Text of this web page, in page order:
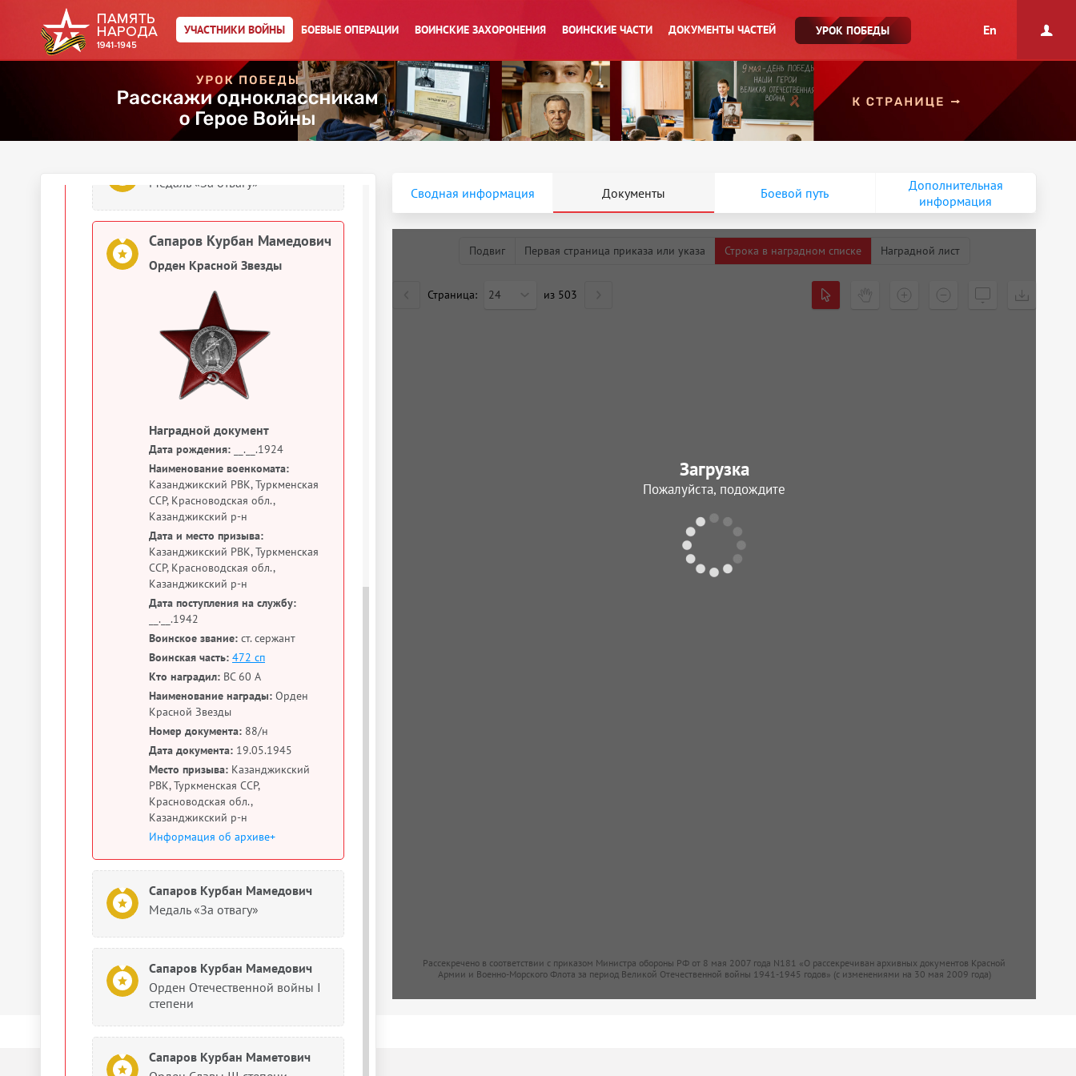
УЧАСТНИКИ ВОЙНЫ БОЕВЫЕ ОПЕРАЦИИ ВОИНСКИЕ ЗАХОРОНЕНИЯ ВОИНСКИЕ ЧАСТИ ДОКУМЕНТЫ ЧАСТЕЙ УРОК ПОБЕДЫ En
Орден Отечественной войны I
степени
Сапаров Курбан Мамедович
Орден Славы III степени
Медаль «За отвагу»
Сапаров Курбан Мамедович
Орден Красной Звезды
Наградной документ
Дата рождения: __.__.1924
Наименование военкомата:
Казанджикский РВК, Туркменская
ССР, Красноводская обл.,
Казанджикский р-н
Дата и место призыва:
Казанджикский РВК, Туркменская
ССР, Красноводская обл.,
Казанджикский р-н
Дата поступления на службу:
__.__.1942
Воинское звание: ст. сержант
Воинская часть: 472 сп
Кто наградил: ВС 60 А
Наименование награды: Орден
Красной Звезды
Номер документа: 88/н
Дата документа: 19.05.1945
Место призыва: Казанджикский
РВК, Туркменская ССР,
Красноводская обл.,
Казанджикский р-н
Информация об архиве+
Сапаров Курбан Мамедович
Медаль «За отвагу»
Сапаров Курбан Мамедович
Орден Отечественной войны I
степени
Сапаров Курбан Маметович
Сводная информация Документы Боевой путь
Дополнительная
информация
Подвиг Первая страница приказа или указа Строка в наградном списке Наградной лист
Страница: 24 из 503
Рассекречено в соответствии с приказом Министра обороны РФ от 8 мая 2007 года N181 «О рассекречиван архивных документов Красной
Армии и Военно-Морского Флота за период Великой Отечественной войны 1941-1945 годов» (с изменениями на 30 мая 2009 года)
Загрузка
Пожалуйста, подождите